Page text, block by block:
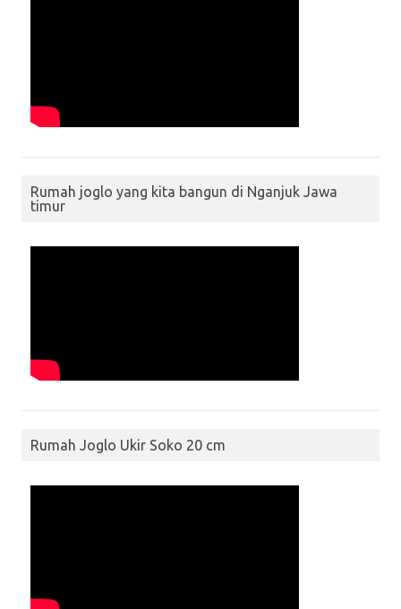
Rumah joglo yang kita bangun di Nganjuk Jawa
timur
Rumah Joglo Ukir Soko 20 cm